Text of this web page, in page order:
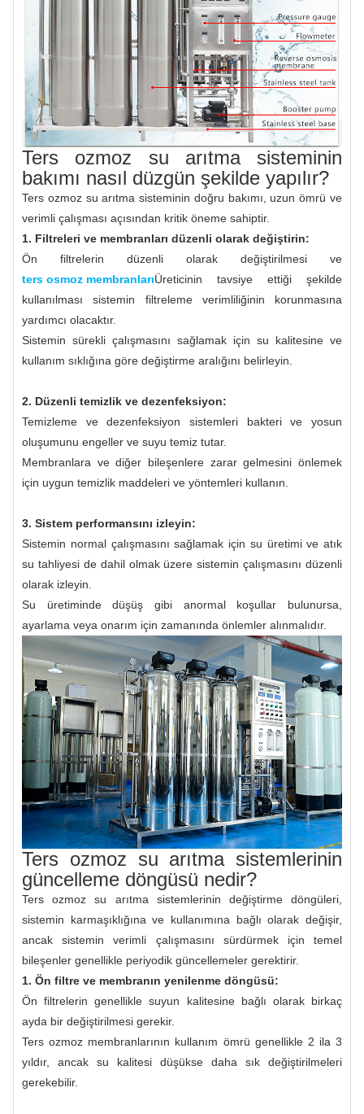
Ters ozmoz su arıtma sisteminin
bakımı nasıl düzgün şekilde yapılır?
Ters ozmoz su arıtma sisteminin doğru bakımı, uzun ömrü ve
verimli çalışması açısından kritik öneme sahiptir.
1. Filtreleri ve membranları düzenli olarak değiştirin:
Ön filtrelerin düzenli olarak değiştirilmesi ve
ters osmoz membranlarıÜreticinin tavsiye ettiği şekilde
kullanılması sistemin filtreleme verimliliğinin korunmasına
yardımcı olacaktır.
Sistemin sürekli çalışmasını sağlamak için su kalitesine ve
kullanım sıklığına göre değiştirme aralığını belirleyin.
2. Düzenli temizlik ve dezenfeksiyon:
Temizleme ve dezenfeksiyon sistemleri bakteri ve yosun
oluşumunu engeller ve suyu temiz tutar.
Membranlara ve diğer bileşenlere zarar gelmesini önlemek
için uygun temizlik maddeleri ve yöntemleri kullanın.
3. Sistem performansını izleyin:
Sistemin normal çalışmasını sağlamak için su üretimi ve atık
su tahliyesi de dahil olmak üzere sistemin çalışmasını düzenli
olarak izleyin.
Su üretiminde düşüş gibi anormal koşullar bulunursa,
ayarlama veya onarım için zamanında önlemler alınmalıdır.
Ters ozmoz su arıtma sistemlerinin
güncelleme döngüsü nedir?
Ters ozmoz su arıtma sistemlerinin değiştirme döngüleri,
sistemin karmaşıklığına ve kullanımına bağlı olarak değişir,
ancak sistemin verimli çalışmasını sürdürmek için temel
bileşenler genellikle periyodik güncellemeler gerektirir.
1. Ön filtre ve membranın yenilenme döngüsü:
Ön filtrelerin genellikle suyun kalitesine bağlı olarak birkaç
ayda bir değiştirilmesi gerekir.
Ters ozmoz membranlarının kullanım ömrü genellikle 2 ila 3
yıldır, ancak su kalitesi düşükse daha sık değiştirilmeleri
gerekebilir.